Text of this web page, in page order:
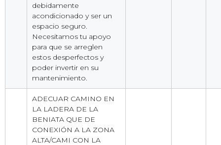
debidamente
acondicionado y ser un
espacio seguro.
Necesitamos tu apoyo
para que se arreglen
estos desperfectos y
poder invertir en su
mantenimiento.
ADECUAR CAMINO EN
LA LADERA DE LA
BENIATA QUE DE
CONEXIÓN A LA ZONA
ALTA/CAMI CON LA